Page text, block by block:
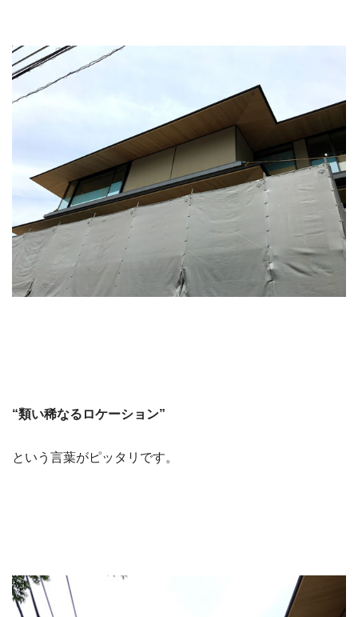
“類い稀なるロケーション”
という言葉がピッタリです。